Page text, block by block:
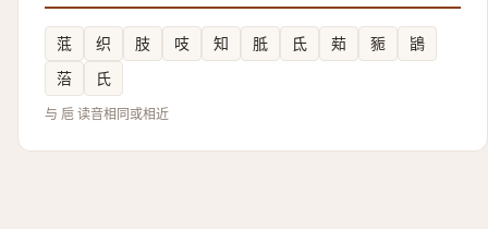
䓜 织 肢 吱 知 胝 氐 䓡 䝈
鴲
菭
氏
与 巵 读音相同或相近